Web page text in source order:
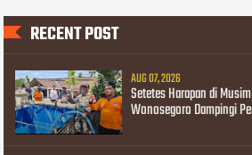
RECENT POST
AUG 07, 2026
Setetes Harapan di
Wonosegoro Dampingi